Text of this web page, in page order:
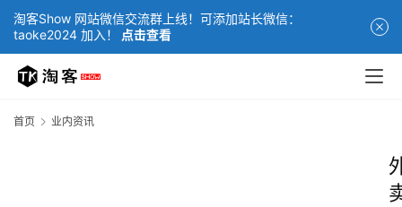
淘客Show 网站微信交流群上线！可添加站长微信：
taoke2024 加入！
点击查看
首页 业内资讯